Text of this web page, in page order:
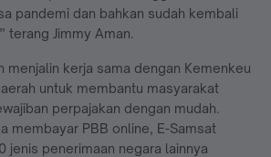
pandemi dan bahkan sudah kembali
terang Jimmy Aman.
menjalin kerja sama dengan Kemenkeu
untuk membantu masyarakat
perpajakan dengan mudah.
membayar PBB online, E-Samsat
jenis penerimaan negara lainnya